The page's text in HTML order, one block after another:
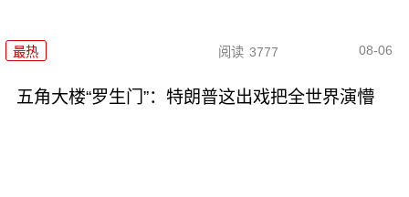
最热 阅读 3777 08-06
五角大楼“罗生门”：特朗普这出戏把全世界演懵